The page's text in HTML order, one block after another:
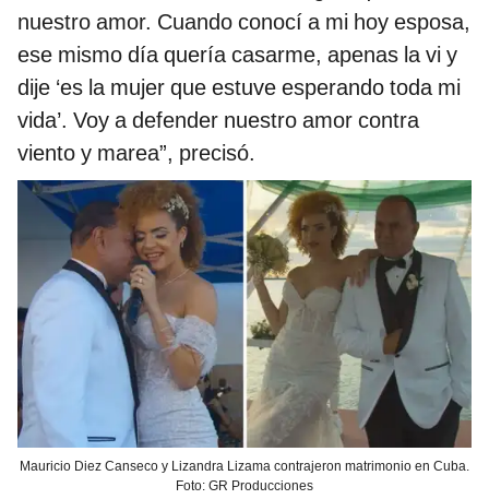
nuestro amor. Cuando conocí a mi hoy esposa,
ese mismo día quería casarme, apenas la vi y
dije ‘es la mujer que estuve esperando toda mi
vida’. Voy a defender nuestro amor contra
viento y marea”, precisó.
Mauricio Diez Canseco y Lizandra Lizama contrajeron matrimonio en Cuba.
Foto: GR Producciones